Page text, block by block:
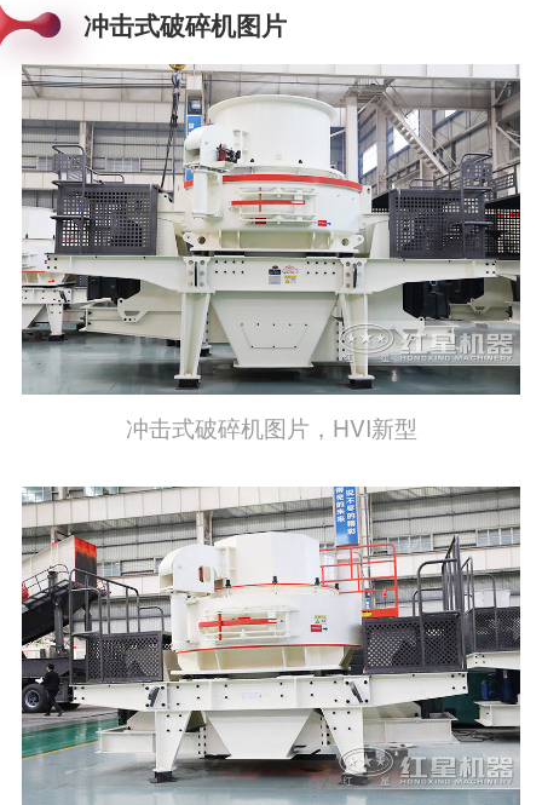
冲击式破碎机图片
冲击式破碎机图片，HVI新型